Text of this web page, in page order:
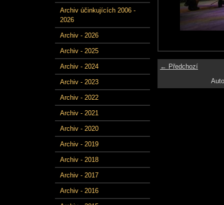
Archiv účinkujících 2006 -
2026
Archiv - 2026
Archiv - 2025
Archiv - 2024
Archiv - 2023
Archiv - 2022
Archiv - 2021
Archiv - 2020
Archiv - 2019
Archiv - 2018
Archiv - 2017
Archiv - 2016
← Předchozí